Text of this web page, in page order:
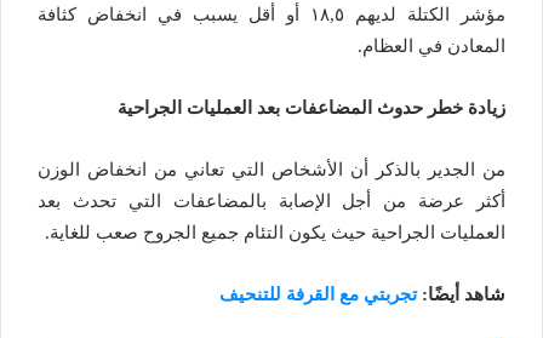
مؤشر الكتلة لديهم ١٨,٥ أو أقل يسبب في انخفاض كثافة
المعادن في العظام.
زيادة خطر حدوث المضاعفات بعد العمليات الجراحية
من الجدير بالذكر أن الأشخاص التي تعاني من انخفاض الوزن
أكثر عرضة من أجل الإصابة بالمضاعفات التي تحدث بعد
العمليات الجراحية حيث يكون التئام جميع الجروح صعب للغاية.
شاهد أيضًا:تجربتي مع القرفة للتنحيف